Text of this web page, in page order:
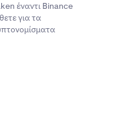
έναντι Binance
για τα